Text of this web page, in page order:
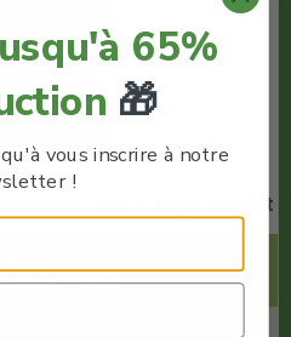
Indoor 26% – High Market
-80% :
65%
🎁
vous inscrire à notre
!